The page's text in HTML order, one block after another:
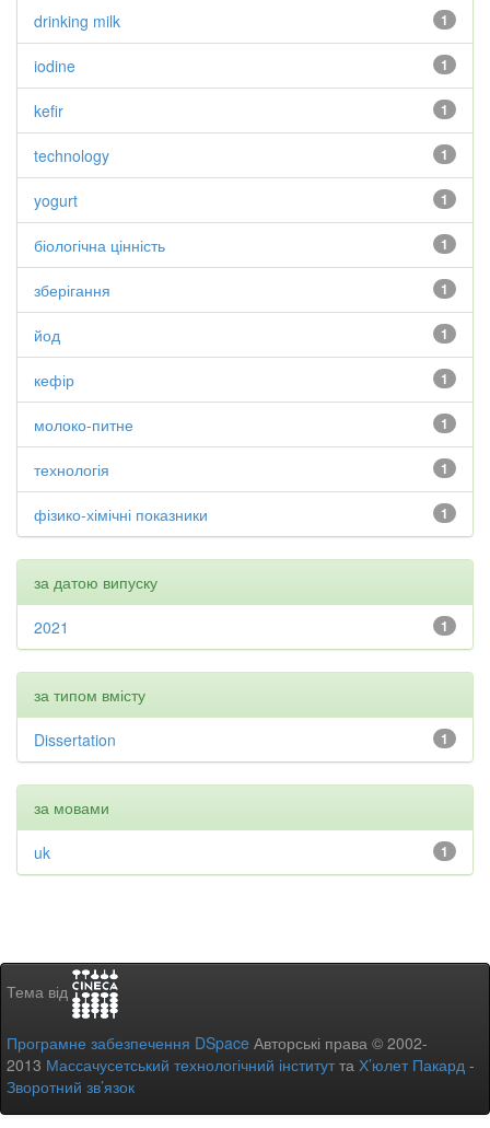
1
drinking milk
1
iodine
1
kefir
1
technology
1
yogurt
1
біологічна цінність
1
зберігання
1
йод
1
кефір
1
молоко-питне
1
технологія
1
фізико-хімічні показники
за датою випуску
1
2021
за типом вмісту
1
Dissertation
за мовами
1
uk
Тема від
Програмне забезпечення DSpace Авторські права © 2002-
2013 Массачусетський технологічний інститутта Х’юлет Пакард -
Зворотний зв’язок